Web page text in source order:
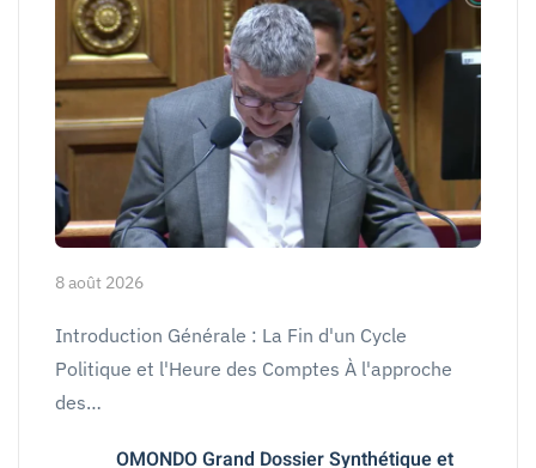
8 août 2026
Introduction Générale : La Fin d'un Cycle
Politique et l'Heure des Comptes À l'approche
des…
OMONDO Grand Dossier Synthétique et